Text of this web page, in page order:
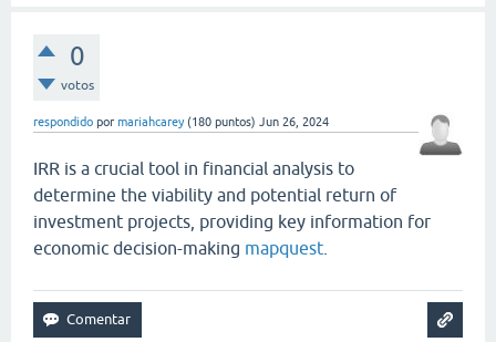
0
votos
respondido por mariahcarey (180 puntos) Jun 26, 2024
IRR is a crucial tool in financial analysis to
determine the viability and potential return of
investment projects, providing key information for
economic decision-making mapquest